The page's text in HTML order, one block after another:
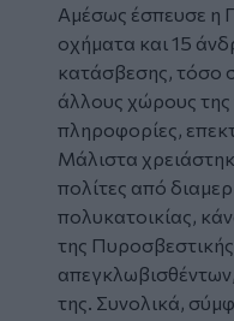
Αμέσως έσπευσε η
οχήματα και 15
κατάσβεσης, τόσο
άλλους χώρους
πληροφορίες,
Μάλιστα
πολίτες από
πολυκατοικίας,
της
απεγκλωβισθέντων,
της. Συνολικά,